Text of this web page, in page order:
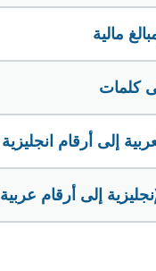
مالية
كلمات
إلى أرقام انجليزية
إلى أرقام عربية